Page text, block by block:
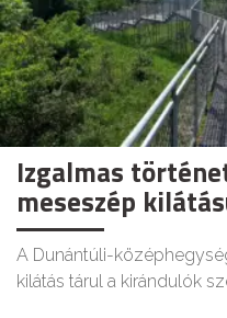
Izgalmas
meseszép
A Dunántúli-
kilátás tárul a kirándulók